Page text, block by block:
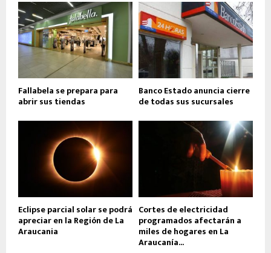
Fallabela se prepara para
abrir sus tiendas
Banco Estado anuncia cierre
de todas sus sucursales
Eclipse parcial solar se podrá
apreciar en la Región de La
Araucania
Cortes de electricidad
programados afectarán a
miles de hogares en La
Araucanía...